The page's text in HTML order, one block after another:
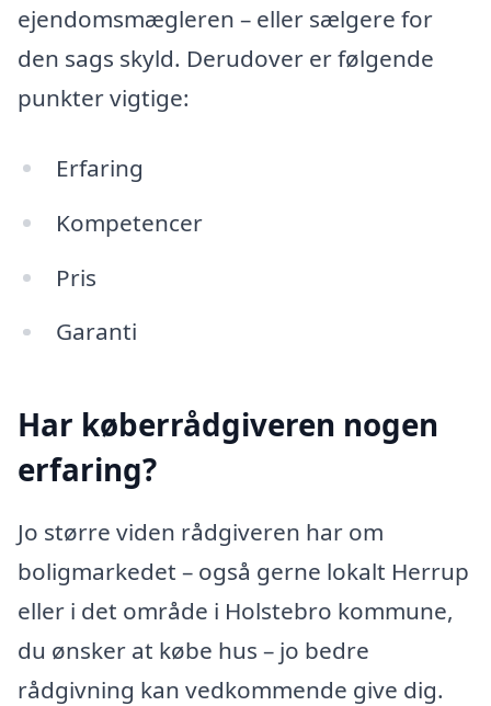
ejendomsmægleren – eller sælgere for
den sags skyld. Derudover er følgende
punkter vigtige:
Erfaring
Kompetencer
Pris
Garanti
Har køberrådgiveren nogen
erfaring?
Jo større viden rådgiveren har om
boligmarkedet – også gerne lokalt Herrup
eller i det område i Holstebro kommune,
du ønsker at købe hus – jo bedre
rådgivning kan vedkommende give dig.